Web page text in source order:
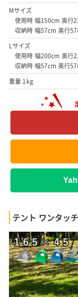
Mサイズ
使用時 幅150cm 奥行
収納時 幅57cm 奥行
Lサイズ
使用時 幅200cm 奥行
収納時 幅57cm 奥行
重量 1kg
テント ワンタッ